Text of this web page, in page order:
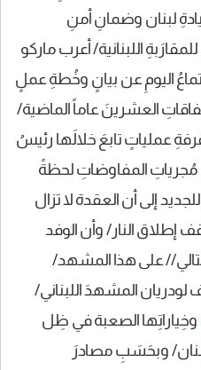
لبنان وضمانِ أمنِ
اللبنانية/ أعرب ماركو
اليومِ عن بيانٍ وخُطةِ عملٍ
العشرينَ عاماً الماضية/
عملياتٍ تابعَ خلالَها رئيسُ
مُجرياتِ المفاوضاتِ لحظةً
إلى أن العقدة لا تزال
إطلاق النار/ وأن الوفد
على هذا المشهد/
لودريان المشهدَ اللبناني/
وخِياراتِها الصعبة في ظِل
لبنان/ وبحَسَبِ مصادرَ